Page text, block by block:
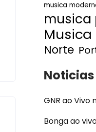
musica
musica
Norte
Noticias
GNR ao Vivo
Bonga ao